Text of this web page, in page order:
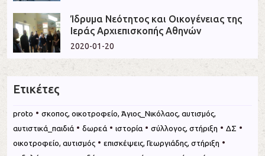
Ίδρυμα Νεότητος και Οικογένειας της
Ιεράς Αρχιεπισκοπής Αθηνών
2020-01-20
Ετικέτες
proto • σκοπος, οικοτροφείο, Άγιος_Νικόλαος, αυτισμός,
αυτιστικά_παιδιά • δωρεά • ιστορία • σύλλογος, στήριξη • ΔΣ •
οικοτροφείο, αυτισμός • επισκέψεις, Γεωργιάδης, στήριξη •